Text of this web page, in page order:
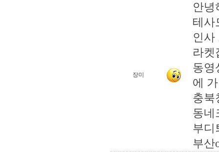
장미
안녕
테사
인사
라켓
동영
에
충북
동네
부디
부산